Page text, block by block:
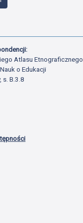
Atlasu Etnograficznego
o Edukacji
s. B.3.8